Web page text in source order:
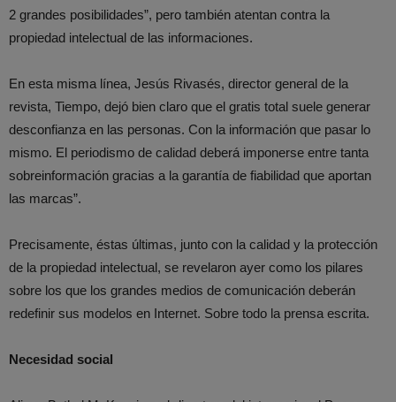
2 grandes posibilidades”, pero también atentan contra la
propiedad intelectual de las informaciones.
En esta misma línea, Jesús Rivasés, director general de la
revista, Tiempo, dejó bien claro que el gratis total suele generar
desconfianza en las personas. Con la información que pasar lo
mismo. El periodismo de calidad deberá imponerse entre tanta
sobreinformación gracias a la garantía de fiabilidad que aportan
las marcas”.
Precisamente, éstas últimas, junto con la calidad y la protección
de la propiedad intelectual, se revelaron ayer como los pilares
sobre los que los grandes medios de comunicación deberán
redefinir sus modelos en Internet. Sobre todo la prensa escrita.
Necesidad social